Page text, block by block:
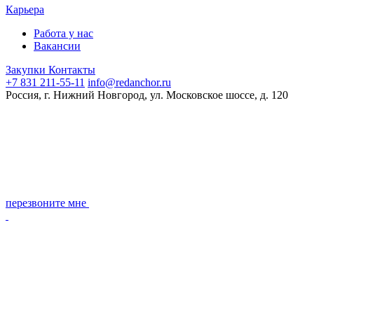
Карьера
Работа у нас
Вакансии
Закупки Контакты
+7 831 211-55-11 info@redanchor.ru
Россия, г. Нижний Новгород, ул. Московское шоссе, д. 120
перезвоните мне